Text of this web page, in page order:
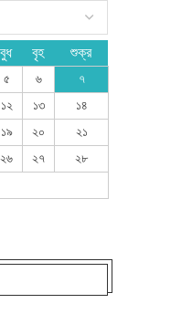
বুধ বৃহ শুক্র
৫ ৬
৭
১২ ১৩
১৪
১৯ ২০
২১
২৬ ২৭
২৮